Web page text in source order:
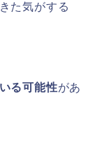
た気がする
る可能性があ